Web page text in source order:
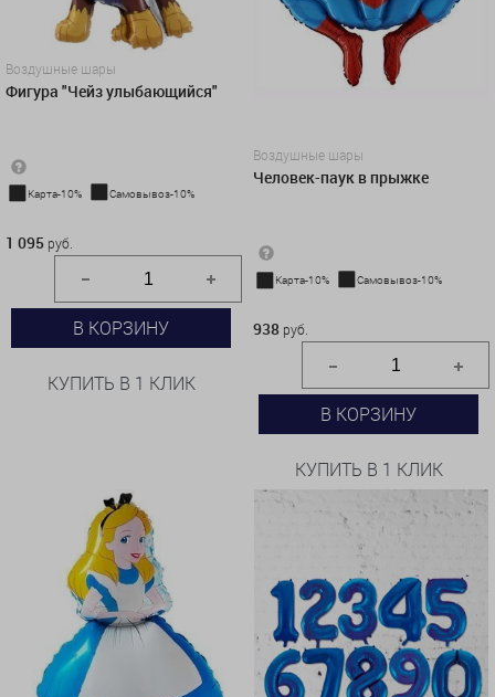
Воздушные шары
Фигура "Чейз улыбающийся"
Карта-10% Самовывоз-10%
1 095 руб.
В КОРЗИНУ
КУПИТЬ В 1 КЛИК
Воздушные шары
Человек-паук в прыжке
Карта-10% Самовывоз-10%
938 руб.
В КОРЗИНУ
КУПИТЬ В 1 КЛИК